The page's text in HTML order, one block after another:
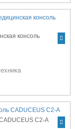
консоль
C2-A